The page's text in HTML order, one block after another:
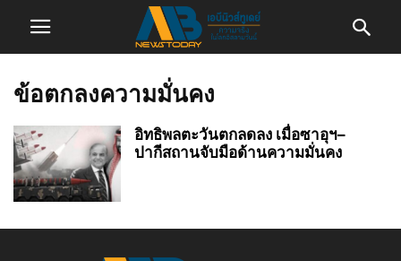
ข้อตกลงความมั่นคง
อิทธิพลตะวันตกลดลง เมื่อซาอุฯ–
ปากีสถานจับมือด้านความมั่นคง